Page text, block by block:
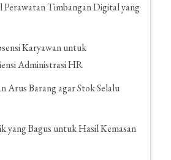
Perawatan Timbangan Digital yang
Karyawan untuk
Administrasi HR
Arus Barang agar Stok Selalu
yang Bagus untuk Hasil Kemasan